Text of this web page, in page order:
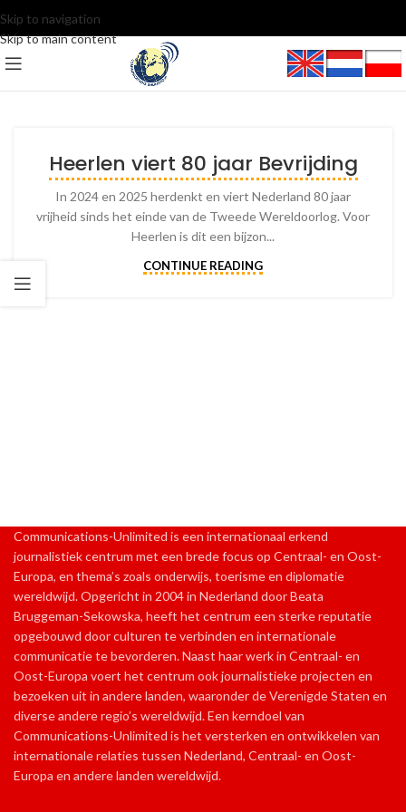
Skip to navigation
Skip to main content
Heerlen viert 80 jaar Bevrijding
In 2024 en 2025 herdenkt en viert Nederland 80 jaar
vrijheid sinds het einde van de Tweede Wereldoorlog. Voor
Heerlen is dit een bijzon...
CONTINUE READING
Communications-Unlimited is een internationaal erkend
journalistiek centrum met een brede focus op Centraal- en Oost-
Europa, en thema’s zoals onderwijs, toerisme en diplomatie
wereldwijd. Opgericht in 2004 in Nederland door Beata
Bruggeman-Sekowska, heeft het centrum een sterke reputatie
opgebouwd door culturen te verbinden en internationale
communicatie te bevorderen. Naast haar werk in Centraal- en
Oost-Europa voert het centrum ook journalistieke projecten en
bezoeken uit in andere landen, waaronder de Verenigde Staten en
diverse andere regio’s wereldwijd. Een kerndoel van
Communications-Unlimited is het versterken en ontwikkelen van
internationale relaties tussen Nederland, Centraal- en Oost-
Europa en andere landen wereldwijd.